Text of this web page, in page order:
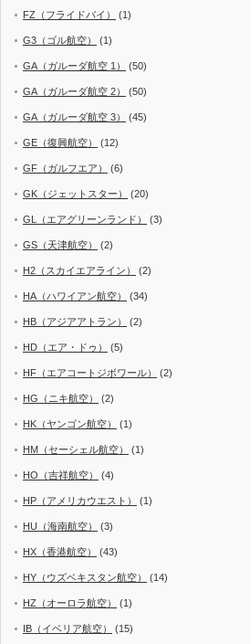
FZ（フライドバイ） (1)
G3（ゴル航空） (1)
GA（ガルーダ航空 1） (50)
GA（ガルーダ航空 2） (50)
GA（ガルーダ航空 3） (45)
GE（復興航空） (12)
GF（ガルフエア） (6)
GK（ジェットスター） (20)
GL（エアグリーンランド） (3)
GS（天津航空） (2)
H2（スカイエアライン） (2)
HA（ハワイアン航空） (34)
HB（アジアアトラン） (2)
HD（エア・ドゥ） (5)
HF（エアコートジボワール） (2)
HG（ニキ航空） (2)
HK（ヤンゴン航空） (1)
HM（セーシェル航空） (1)
HO（吉祥航空） (4)
HP（アメリカウエスト） (1)
HU（海南航空） (3)
HX（香港航空） (43)
HY（ウズベキスタン航空） (14)
HZ（オーロラ航空） (1)
IB（イベリア航空） (15)